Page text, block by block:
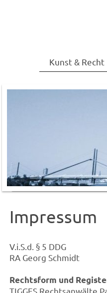
Kunst & Recht
Impressum
V.i.S.d. § 5 DDG
RA Georg Schmidt
Rechtsform und